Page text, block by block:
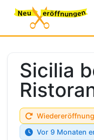
Sicilia
Wiedereröffnung
Vor 9 Monaten